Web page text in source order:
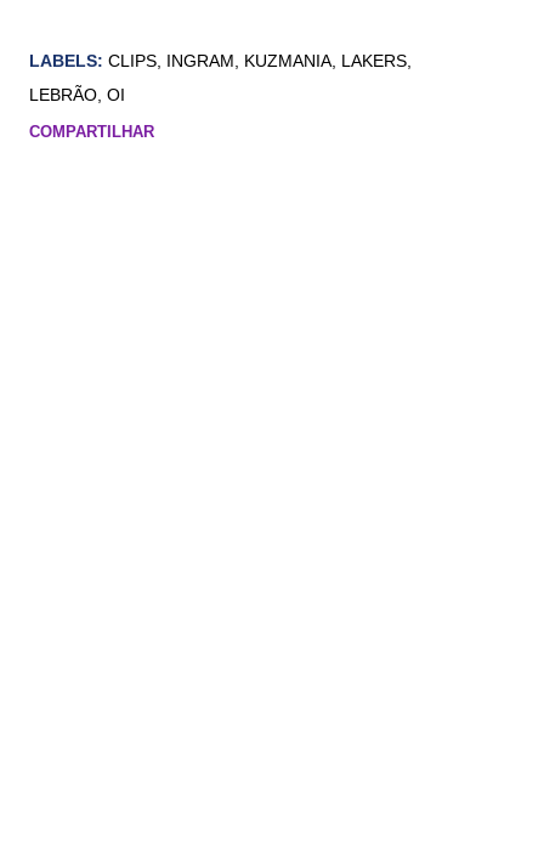
LABELS: CLIPS INGRAM KUZMANIA LAKERS
LEBRÃO OI
COMPARTILHAR